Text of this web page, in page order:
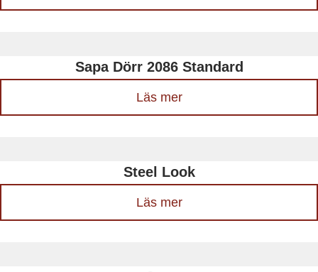
Sapa Dörr 2086 Standard
Läs mer
Steel Look
Läs mer